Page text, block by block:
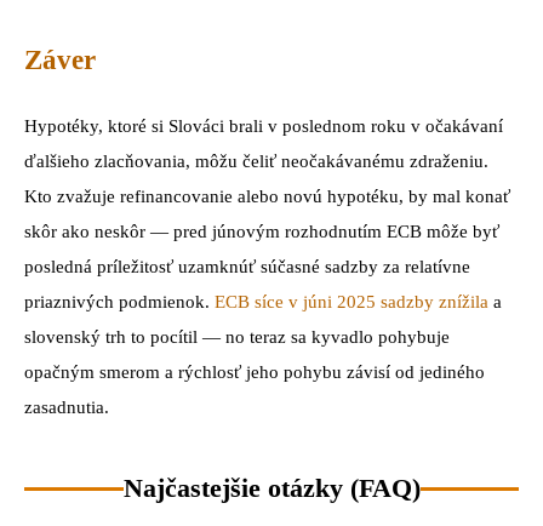
Záver
Hypotéky, ktoré si Slováci brali v poslednom roku v očakávaní
ďalšieho zlacňovania, môžu čeliť neočakávanému zdraženiu.
Kto zvažuje refinancovanie alebo novú hypotéku, by mal konať
skôr ako neskôr — pred júnovým rozhodnutím ECB môže byť
posledná príležitosť uzamknúť súčasné sadzby za relatívne
priaznivých podmienok. ECB síce v júni 2025 sadzby znížila a
slovenský trh to pocítil — no teraz sa kyvadlo pohybuje
opačným smerom a rýchlosť jeho pohybu závisí od jediného
zasadnutia.
Najčastejšie otázky (FAQ)